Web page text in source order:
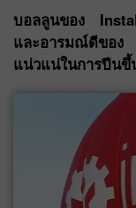
บอลลูนของ
และอารมณ์ดีของ
แน่วแน่ในการปีนขึ้